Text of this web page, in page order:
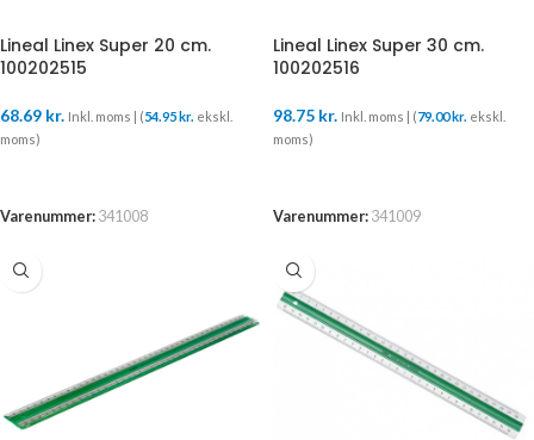
Lineal Linex Super 20 cm.
100202515
68.69 kr. Inkl. moms | (54.95kr. ekskl.
moms)
Varenummer: 341008
Lineal Linex Super 30 cm.
100202516
98.75 kr. Inkl. moms | (79.00kr. ekskl.
moms)
Varenummer: 341009